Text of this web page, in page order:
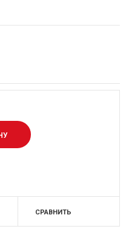
СРАВНИТЬ